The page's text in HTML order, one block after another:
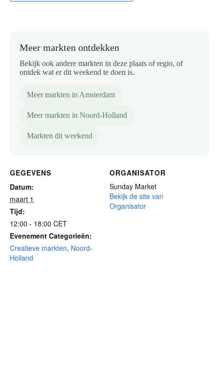
Meer markten ontdekken
Bekijk ook andere markten in deze plaats of regio, of
ontdek wat er dit weekend te doen is.
Meer markten in Amsterdam
Meer markten in Noord-Holland
Markten dit weekend
GEGEVENS
Datum:
maart 1
Tijd:
12:00 - 18:00 CET
Evenement Categorieën:
Creatieve markten, Noord-
Holland
ORGANISATOR
Sunday Market
Bekijk de site van
Organisator